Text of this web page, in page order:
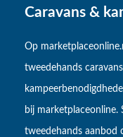
Caravans &
Op
tweedehands
bij marketplaceonline.
tweedehands aanbod